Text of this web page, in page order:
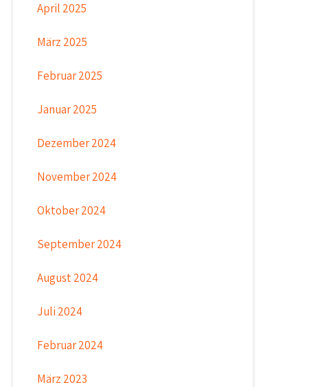
April 2025
März 2025
Februar 2025
Januar 2025
Dezember 2024
November 2024
Oktober 2024
September 2024
August 2024
Juli 2024
Februar 2024
März 2023